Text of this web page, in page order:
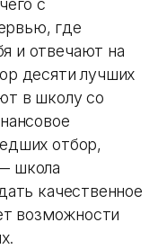
с
где
и отвечают на
десяти лучших
в школу со
отбор,
школа
качественное
возможности